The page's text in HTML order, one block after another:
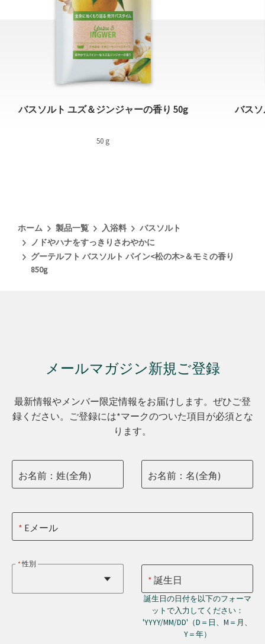
バスソルト ユズ＆ジンジャーの香り 50g
50 g
バスソ
ホーム 製品一覧 入浴料
バスソルト
ノドやハナをすっきりさわやかに
グーテルフト バスソルト パイン<松の木>＆モミの香り
850g
メールマガジン新規ご登録
最新情報やメンバー限定情報をお届けします。ぜひご登
録ください。ご登録には*マークのついた項目が必須とな
ります。
お名前：姓(全角) お名前：名(全角)
Eメール
性別
誕生日
誕生日の日付を以下のフォーマ
ットで入力してください：
'YYYY/MM/DD'（D＝日、M＝月、
Y＝年）